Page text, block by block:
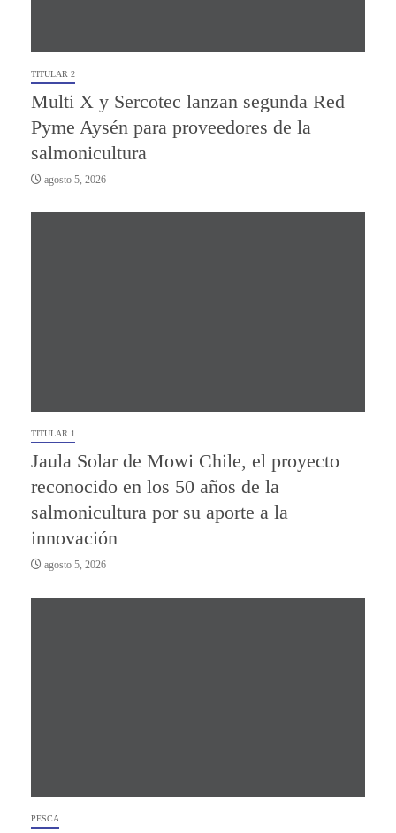
TITULAR 2
Multi X y Sercotec lanzan segunda Red
Pyme Aysén para proveedores de la
salmonicultura
agosto 5, 2026
TITULAR 1
Jaula Solar de Mowi Chile, el proyecto
reconocido en los 50 años de la
salmonicultura por su aporte a la
innovación
agosto 5, 2026
PESCA